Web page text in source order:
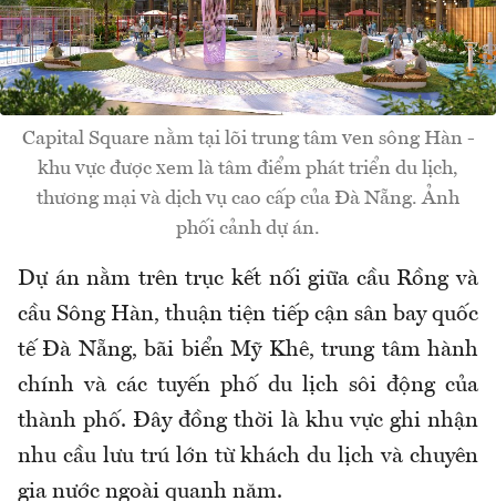
Capital Square nằm tại lõi trung tâm ven sông Hàn -
khu vực được xem là tâm điểm phát triển du lịch,
thương mại và dịch vụ cao cấp của Đà Nẵng. Ảnh
phối cảnh dự án.
Dự án nằm trên trục kết nối giữa cầu Rồng và
cầu Sông Hàn, thuận tiện tiếp cận sân bay quốc
tế Đà Nẵng, bãi biển Mỹ Khê, trung tâm hành
chính và các tuyến phố du lịch sôi động của
thành phố. Đây đồng thời là khu vực ghi nhận
nhu cầu lưu trú lớn từ khách du lịch và chuyên
gia nước ngoài quanh năm.